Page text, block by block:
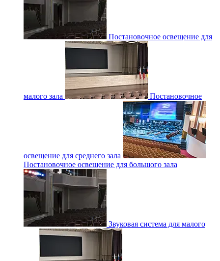
Постановочное освещение для
малого зала Постановочное
освещение для среднего зала
Постановочное освещение для большого зала
Звуковая система для малого